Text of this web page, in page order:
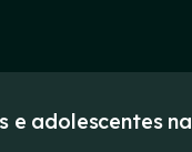
e adolescentes na